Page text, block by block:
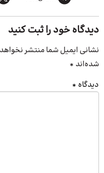
دیدگاه خود را ثبت کنید
نشانی ایمیل شما منتشر
شده‌اند *
دیدگاه *